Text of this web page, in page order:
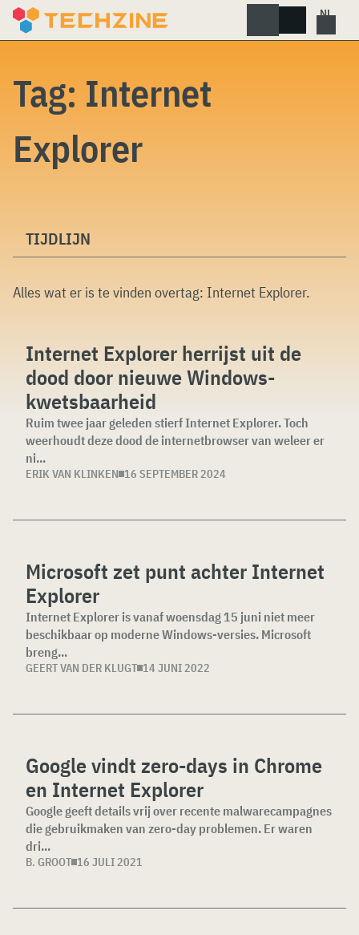
Skip
Tag: Internet
Explorer
TIJDLIJN
Alles wat er is te vinden overtag: Internet Explorer.
Internet Explorer herrijst uit de
dood door nieuwe Windows-
kwetsbaarheid
Ruim twee jaar geleden stierf Internet Explorer. Toch
weerhoudt deze dood de internetbrowser van weleer er
ni...
ERIK VAN KLINKEN 16 SEPTEMBER 2024
Microsoft zet punt achter Internet
Explorer
Internet Explorer is vanaf woensdag 15 juni niet meer
beschikbaar op moderne Windows-versies. Microsoft
breng...
GEERT VAN DER KLUGT 14 JUNI 2022
Google vindt zero-days in Chrome
en Internet Explorer
Google geeft details vrij over recente malwarecampagnes
die gebruikmaken van zero-day problemen. Er waren
dri...
B. GROOT 16 JULI 2021